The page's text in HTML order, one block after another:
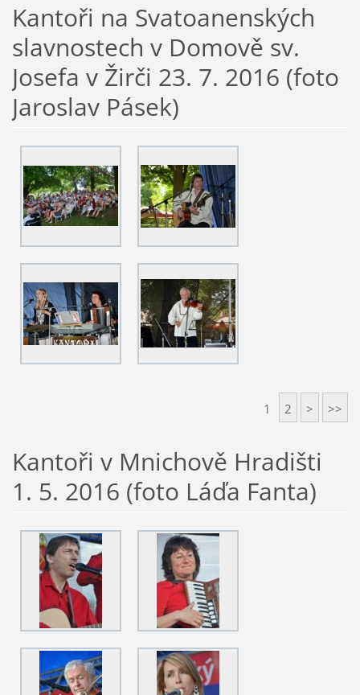
Kantoři na Svatoanenských
slavnostech v Domově sv.
Josefa v Žirči 23. 7. 2016 (foto
Jaroslav Pásek)
1 2 > >>
Kantoři v Mnichově Hradišti
1. 5. 2016 (foto Láďa Fanta)